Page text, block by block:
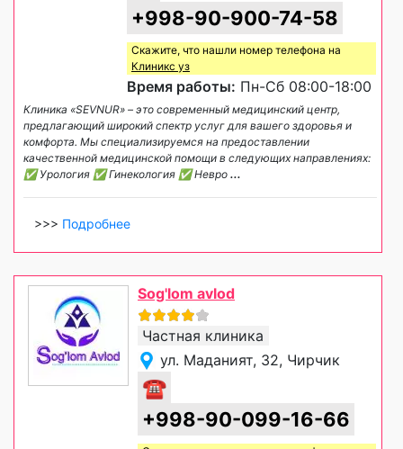
+998-90-900-74-58
Скажите, что нашли номер телефона на
Клиникс уз
Время работы: Пн-Сб 08:00-18:00
Клиника «SEVNUR» – это современный медицинский центр,
предлагающий широкий спектр услуг для вашего здоровья и
комфорта. Мы специализируемся на предоставлении
качественной медицинской помощи в следующих направлениях:
✅ Урология ✅ Гинекология ✅ Невро ...
>>> Подробнее
Sog'lom avlod
Частная клиника
ул. Маданият, 32, Чирчик
☎
+998-90-099-16-66